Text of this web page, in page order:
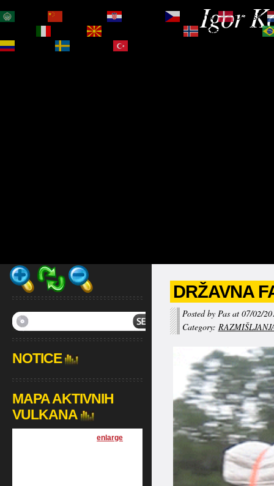
Igor
DRŽAVNA
Posted by Pas at 07/02/
Category:
NOTICE
MAPA AKTIVNIH
VULKANA
[enlarge
Čeština‎
Dansk
Norsk bokmål